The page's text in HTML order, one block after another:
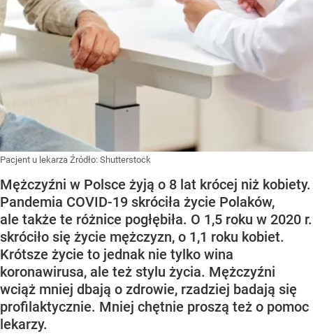
Pacjent u lekarza Źródło: Shutterstock
Mężczyźni w Polsce żyją o 8 lat krócej niż kobiety.
Pandemia COVID-19 skróciła życie Polaków,
ale także te różnice pogłębiła. O 1,5 roku w 2020 r.
skróciło się życie mężczyzn, o 1,1 roku kobiet.
Krótsze życie to jednak nie tylko wina
koronawirusa, ale też stylu życia. Mężczyźni
wciąż mniej dbają o zdrowie, rzadziej badają się
profilaktycznie. Mniej chętnie proszą też o pomoc
lekarzy.